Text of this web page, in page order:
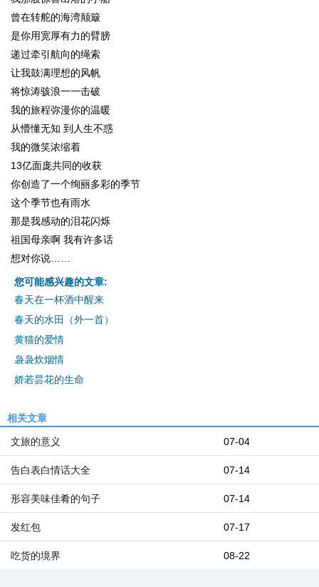
曾在转舵的海湾颠簸
是你用宽厚有力的臂膀
递过牵引航向的绳索
让我鼓满理想的风帆
将惊涛骇浪一一击破
我的旅程弥漫你的温暖
从懵懂无知 到人生不惑
我的微笑浓缩着
13亿面庞共同的收获
你创造了一个绚丽多彩的季节
这个季节也有雨水
那是我感动的泪花闪烁
祖国母亲啊 我有许多话
想对你说……
您可能感兴趣的文章:
春天在一杯酒中醒来
春天的水田（外一首）
黄猫的爱情
袅袅炊烟情
娇若昙花的生命
相关文章
07-04
文旅的意义
07-14
告白表白情话大全
07-14
形容美味佳肴的句子
07-17
发红包
08-22
吃货的境界